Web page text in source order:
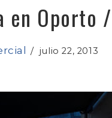
en Oporto
/julio 22, 2013